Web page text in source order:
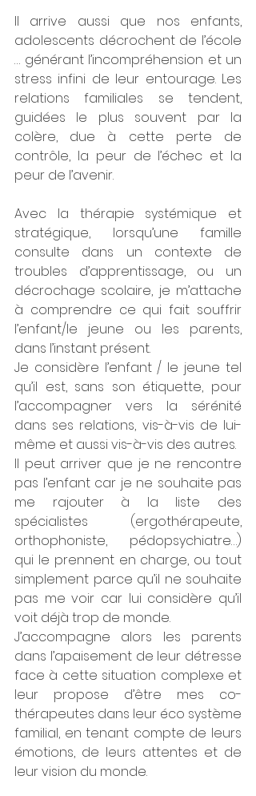
Il arrive aussi que nos enfants,
adolescents décrochent de l’école
… générant l’incompréhension et un
stress infini de leur entourage. Les
relations familiales se tendent,
guidées le plus souvent par la
colère, due à cette perte de
contrôle, la peur de l’échec et la
peur de l’avenir.
Avec la thérapie systémique et
stratégique, lorsqu’une famille
consulte dans un contexte de
troubles d’apprentissage, ou un
décrochage scolaire, je m’attache
à comprendre ce qui fait souffrir
l’enfant/le jeune ou les parents,
dans l’instant présent.
Je considère l’enfant / le jeune tel
qu’il est, sans son étiquette, pour
l’accompagner vers la sérénité
dans ses relations, vis-à-vis de lui-
même et aussi vis-à-vis des autres.
Il peut arriver que je ne rencontre
pas l’enfant car je ne souhaite pas
me rajouter à la liste des
spécialistes (ergothérapeute,
orthophoniste, pédopsychiatre…)
qui le prennent en charge, ou tout
simplement parce qu’il ne souhaite
pas me voir car lui considère qu’il
voit déjà trop de monde.
J’accompagne alors les parents
dans l’apaisement de leur détresse
face à cette situation complexe et
leur propose d’être mes co-
thérapeutes dans leur éco système
familial, en tenant compte de leurs
émotions, de leurs attentes et de
leur vision du monde.